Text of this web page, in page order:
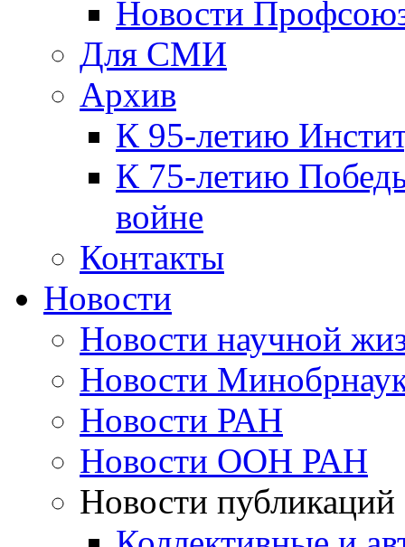
Новости
Для СМИ
Архив
К 95-летию
К 75-летию
войне
Контакты
Новости
Новости научной
Новости
Новости РАН
Новости ООН РАН
Новости публикаций